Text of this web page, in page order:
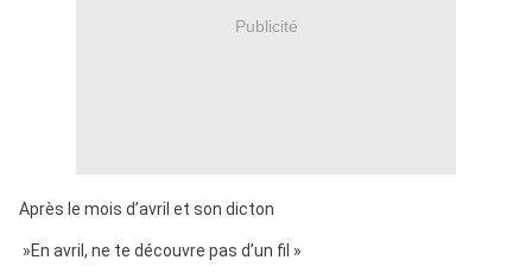
Publicité
Après le mois d’avril et son dicton
»En avril, ne te découvre pas d’un fil »